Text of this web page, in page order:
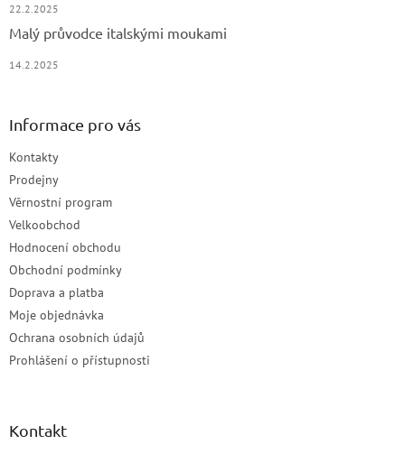
22.2.2025
Malý průvodce italskými moukami
14.2.2025
Informace pro vás
Kontakty
Prodejny
Věrnostní program
Velkoobchod
Hodnocení obchodu
Obchodní podmínky
Doprava a platba
Moje objednávka
Ochrana osobních údajů
Prohlášení o přístupnosti
Kontakt